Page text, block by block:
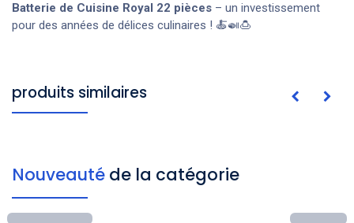
Batterie de Cuisine Royal 22 pièces – un investissement
pour des années de délices culinaires ! 🍝🍛🍮
produits similaires
Nouveauté de la catégorie